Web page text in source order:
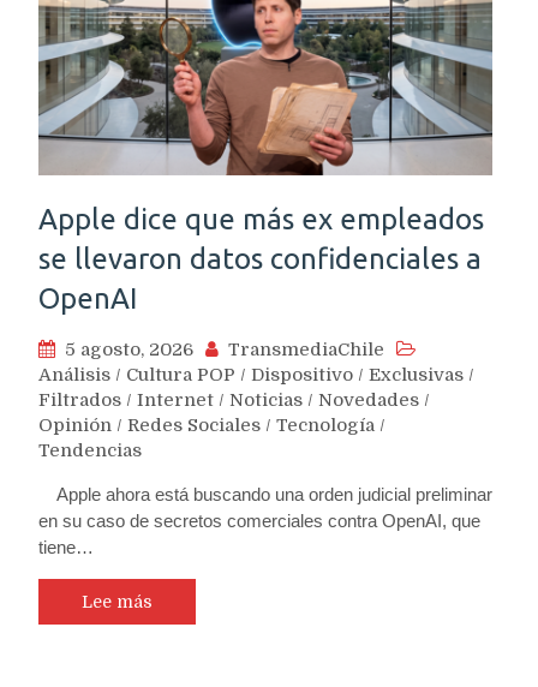
Apple dice que más ex empleados
se llevaron datos confidenciales a
OpenAI
5 agosto, 2026
TransmediaChile
Análisis / Cultura POP / Dispositivo / Exclusivas /
Filtrados / Internet / Noticias / Novedades /
Opinión / Redes Sociales / Tecnología /
Tendencias
Apple ahora está buscando una orden judicial preliminar
en su caso de secretos comerciales contra OpenAI, que
tiene…
Lee más